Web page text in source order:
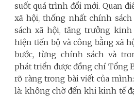
suốt quá trình đổi mới. Quan
xã hội,thống nhất chính
sách xã hội, tăng trưởng
hiện tiến bộ và công bằng xã
bước, từng chính sách và
phát triển được đồng chí Tổng
rõ ràng trong bài viết của mình:
là: không chờ đến khi kinh tế